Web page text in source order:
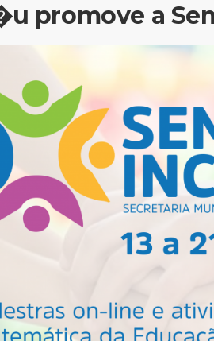
promove a